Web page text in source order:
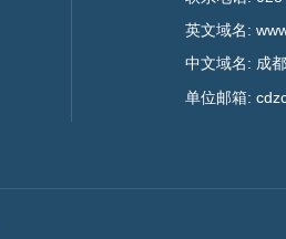
英文域名:
中文域名: 成
单位邮箱: